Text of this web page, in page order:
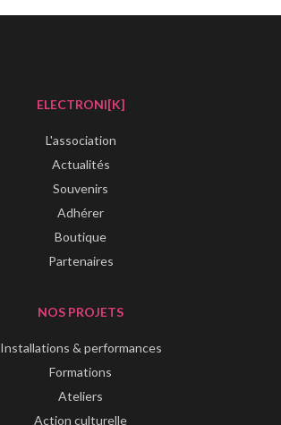
ELECTRONI[K]
L'association
Actualités
Souvenirs
Adhérer
Boutique
Partenaires
NOS PROJETS
Installations & performances
Formations
Ateliers
Action culturelle